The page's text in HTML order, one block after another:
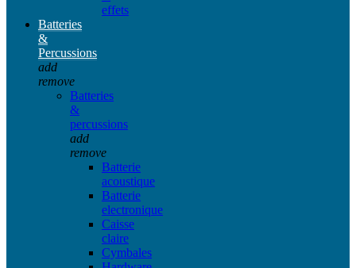
effets
Batteries
&
Percussions
add
remove
Batteries
&
percussions
add
remove
Batterie
acoustique
Batterie
electronique
Caisse
claire
Cymbales